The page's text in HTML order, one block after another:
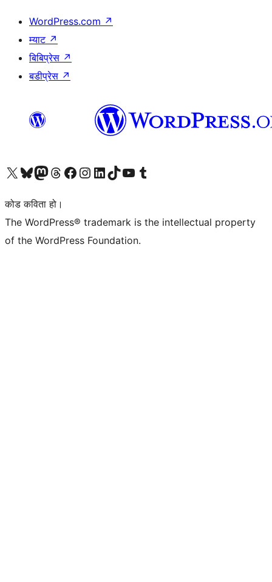
WordPress.com ↗
म्याट ↗
बिबिप्रेस ↗
बडीप्रेस ↗
हाम्रो X (पहिले ट्विटर) खातामा जानुहोस्
हाम्रो Bluesky खाता भ्रमण गर्नुहोस्
हाम्रो म्यास्टोडन खाता भ्रमण गर्नुहोस्
हाम्रो थ्रेड्स खातामा जानुहोस्
हाम्रो फेसबुक पेजमा जानुहोस्
हाम्रो इन्स्टाग्राम खातामा जानुहोस्
हाम्रो लिङ्क्डइन खातामा जानुहोस्
हाम्रो TikTok खाता भ्रमण गर्नुहोस्
हाम्रो युट्युब च्यानलमा जानुहोस्
हाम्रो टम्बलर खाता भ्रमण गर्नुहोस्
कोड कविता हो।
The WordPress® trademark is the intellectual property
of the WordPress Foundation.